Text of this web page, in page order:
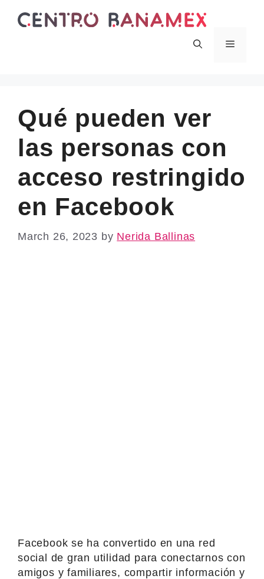
Menu
Qué pueden ver
las personas con
acceso restringido
en Facebook
March 26, 2023 by Nerida Ballinas
Facebook se ha convertido en una red
social de gran utilidad para conectarnos con
amigos y familiares, compartir información y